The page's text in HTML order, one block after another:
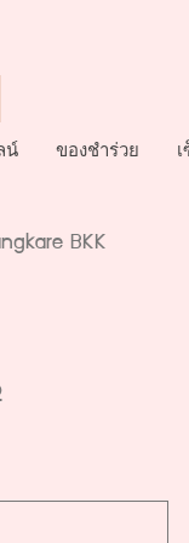
น์ ของชำร่วย
BKK